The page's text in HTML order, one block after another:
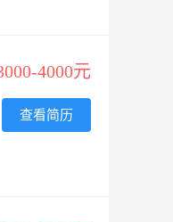
4000元
查看简历